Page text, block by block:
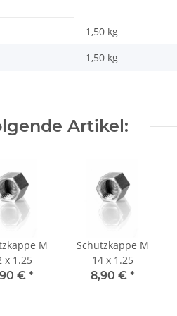
1,50 kg
1,50 kg
Artikel:
M
x 1.25
€ *
Schutzkappe M
14 x 1.25
8,90 € *